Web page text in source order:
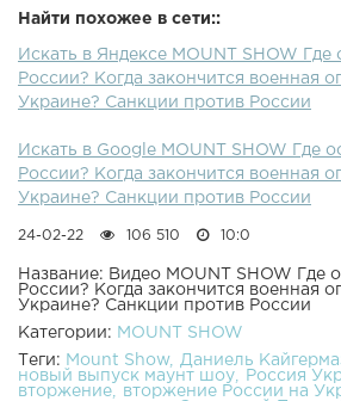
Найти похожее в сети::
Искать в Яндексе MOUNT SHOW Где
России? Когда закончится военная
Украине? Санкции против России
Искать в Google MOUNT SHOW Где
России? Когда закончится военная
Украине? Санкции против России
24-02-22 106 510 10:0
Название: Видео MOUNT SHOW Где
России? Когда закончится военная
Украине? Санкции против России
Категории:
MOUNT SHOW
Теги:
Mount Show Даниель
новый выпуск маунт шоу
Россия
вторжение
вторжение России на